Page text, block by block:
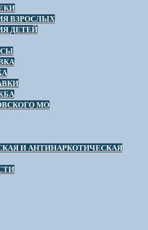
ВЗРОСЛЫХ
ДЕТЕЙ
МО
И АНТИНАРКОТИЧЕСКАЯ